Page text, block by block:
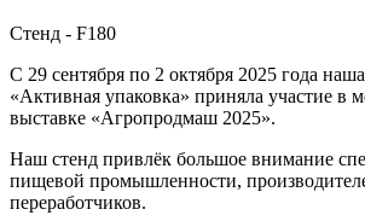
Cтенд - F180
С 29 сентября по 2 октября 2025 года
«Активная упаковка» приняла участие в
выставке «Агропродмаш 2025».
Наш стенд привлёк большое внимание
пищевой промышленности,
переработчиков.